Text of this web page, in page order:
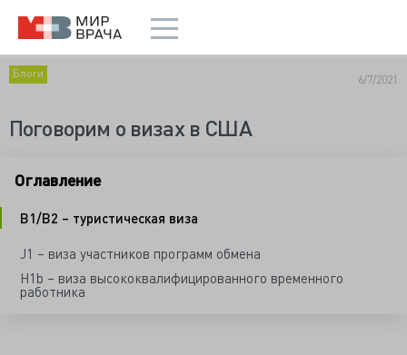
Блоги 6/7/2021
Поговорим о визах в США
Оглавление
B1/B2 – туристическая виза
J1 – виза участников программ обмена
H1b – виза высококвалифицированного временного
работника